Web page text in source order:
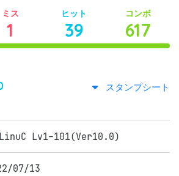
ミス
1
ヒット
39
コンボ
617
スタンプシート
LinuC Lv1-101(Ver10.0)
07/13